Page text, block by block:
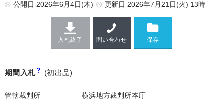
公開日 2026年6月4日(木) 更新日 2026年7月21日(火) 13時
入札終了 問い合わせ
期間入札 (初出品)
管轄裁判所
横浜地方裁判所本庁